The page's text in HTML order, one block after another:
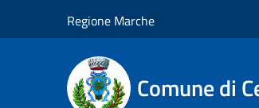
Regione Marche
Comune di